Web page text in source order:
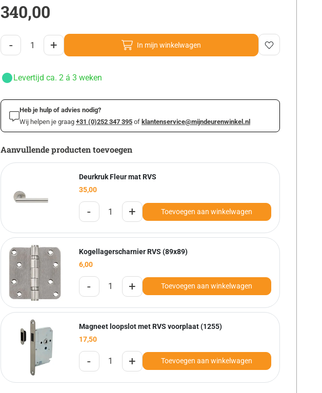
340,00
- + In mijn winkelwagen
Levertijd ca. 2 á 3 weken
Heb je hulp of advies nodig?
Wij helpen je graag +31 (0)252 347 395 of klantenservice@mijndeurenwinkel.nl
Aanvullende producten toevoegen
Deurkruk Fleur mat RVS
35,00
- + Toevoegen aan winkelwagen
Kogellagerscharnier RVS (89x89)
6,00
- + Toevoegen aan winkelwagen
Magneet loopslot met RVS voorplaat (1255)
17,50
- + Toevoegen aan winkelwagen